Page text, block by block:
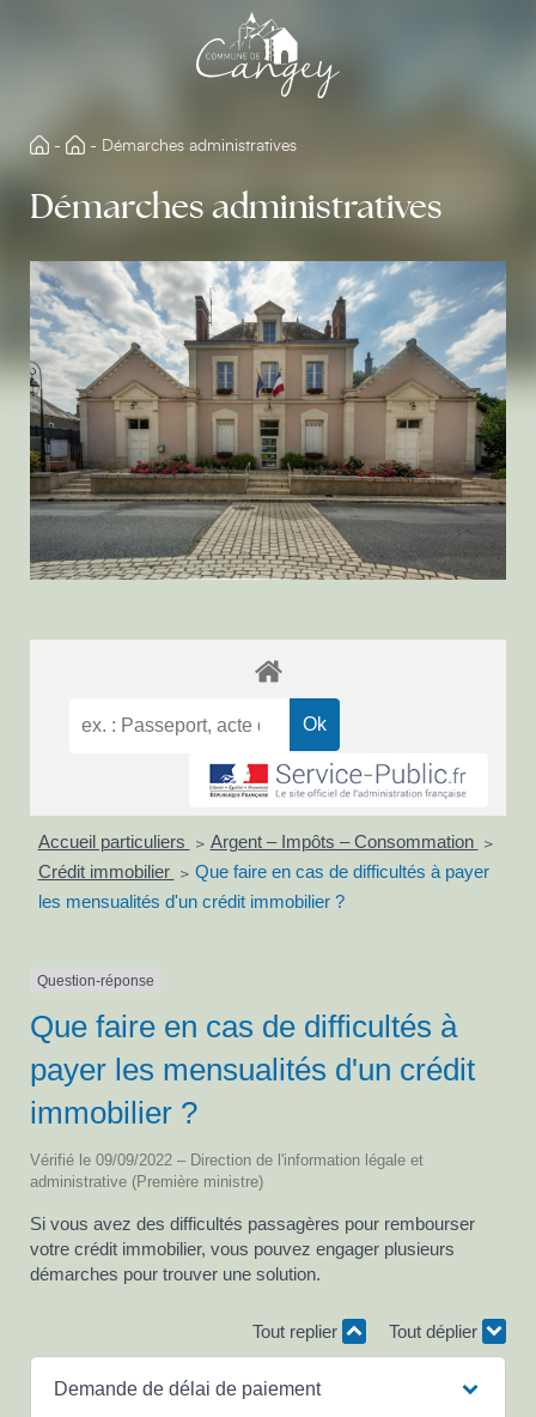
- - Démarches administratives
Démarches administratives
Accueil particuliers > Argent – Impôts – Consommation >
Crédit immobilier > Que faire en cas de difficultés à payer
les mensualités d'un crédit immobilier ?
Question-réponse
Que faire en cas de difficultés à
payer les mensualités d'un crédit
immobilier ?
Vérifié le 09/09/2022 – Direction de l'information légale et
administrative (Première ministre)
Si vous avez des difficultés passagères pour rembourser
votre crédit immobilier, vous pouvez engager plusieurs
démarches pour trouver une solution.
Tout replier Tout déplier
Demande de délai de paiement